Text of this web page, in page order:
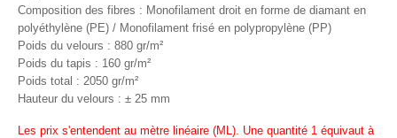
Composition des fibres : Monofilament droit en forme de diamant en
polyéthylène (PE) / Monofilament frisé en polypropylène (PP)
Poids du velours : 880 gr/m²
Poids du tapis : 160 gr/m²
Poids total : 2050 gr/m²
Hauteur du velours : ± 25 mm
Les prix s'entendent au mètre linéaire (ML). Une quantité 1 équivaut à